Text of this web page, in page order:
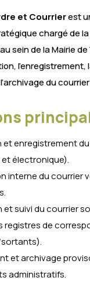
et Courrierest
chargé de
sein de la Mairie de
du
et enregistrement
électronique).
interne du courrier
et suivi du courrier
registres de
et archivage
administratifs.